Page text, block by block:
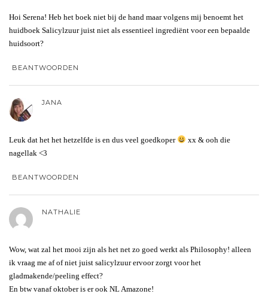
Hoi Serena! Heb het boek niet bij de hand maar volgens mij benoemt het
huidboek Salicylzuur juist niet als essentieel ingrediënt voor een bepaalde
huidsoort?
BEANTWOORDEN
JANA
Leuk dat het het hetzelfde is en dus veel goedkoper
xx & ooh die
nagellak <3
BEANTWOORDEN
NATHALIE
Wow, wat zal het mooi zijn als het net zo goed werkt als Philosophy! alleen
ik vraag me af of niet juist salicylzuur ervoor zorgt voor het
gladmakende/peeling effect?
En btw vanaf oktober is er ook NL Amazone!